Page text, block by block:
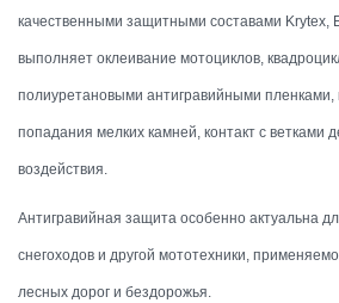
качественными защитными составами
выполняет оклеивание мотоциклов,
полиуретановыми антигравийными
попадания мелких камней, контакт с ветками
воздействия.
Антигравийная защита особенно актуальна
снегоходов и другой мототехники,
лесных дорог и бездорожья.